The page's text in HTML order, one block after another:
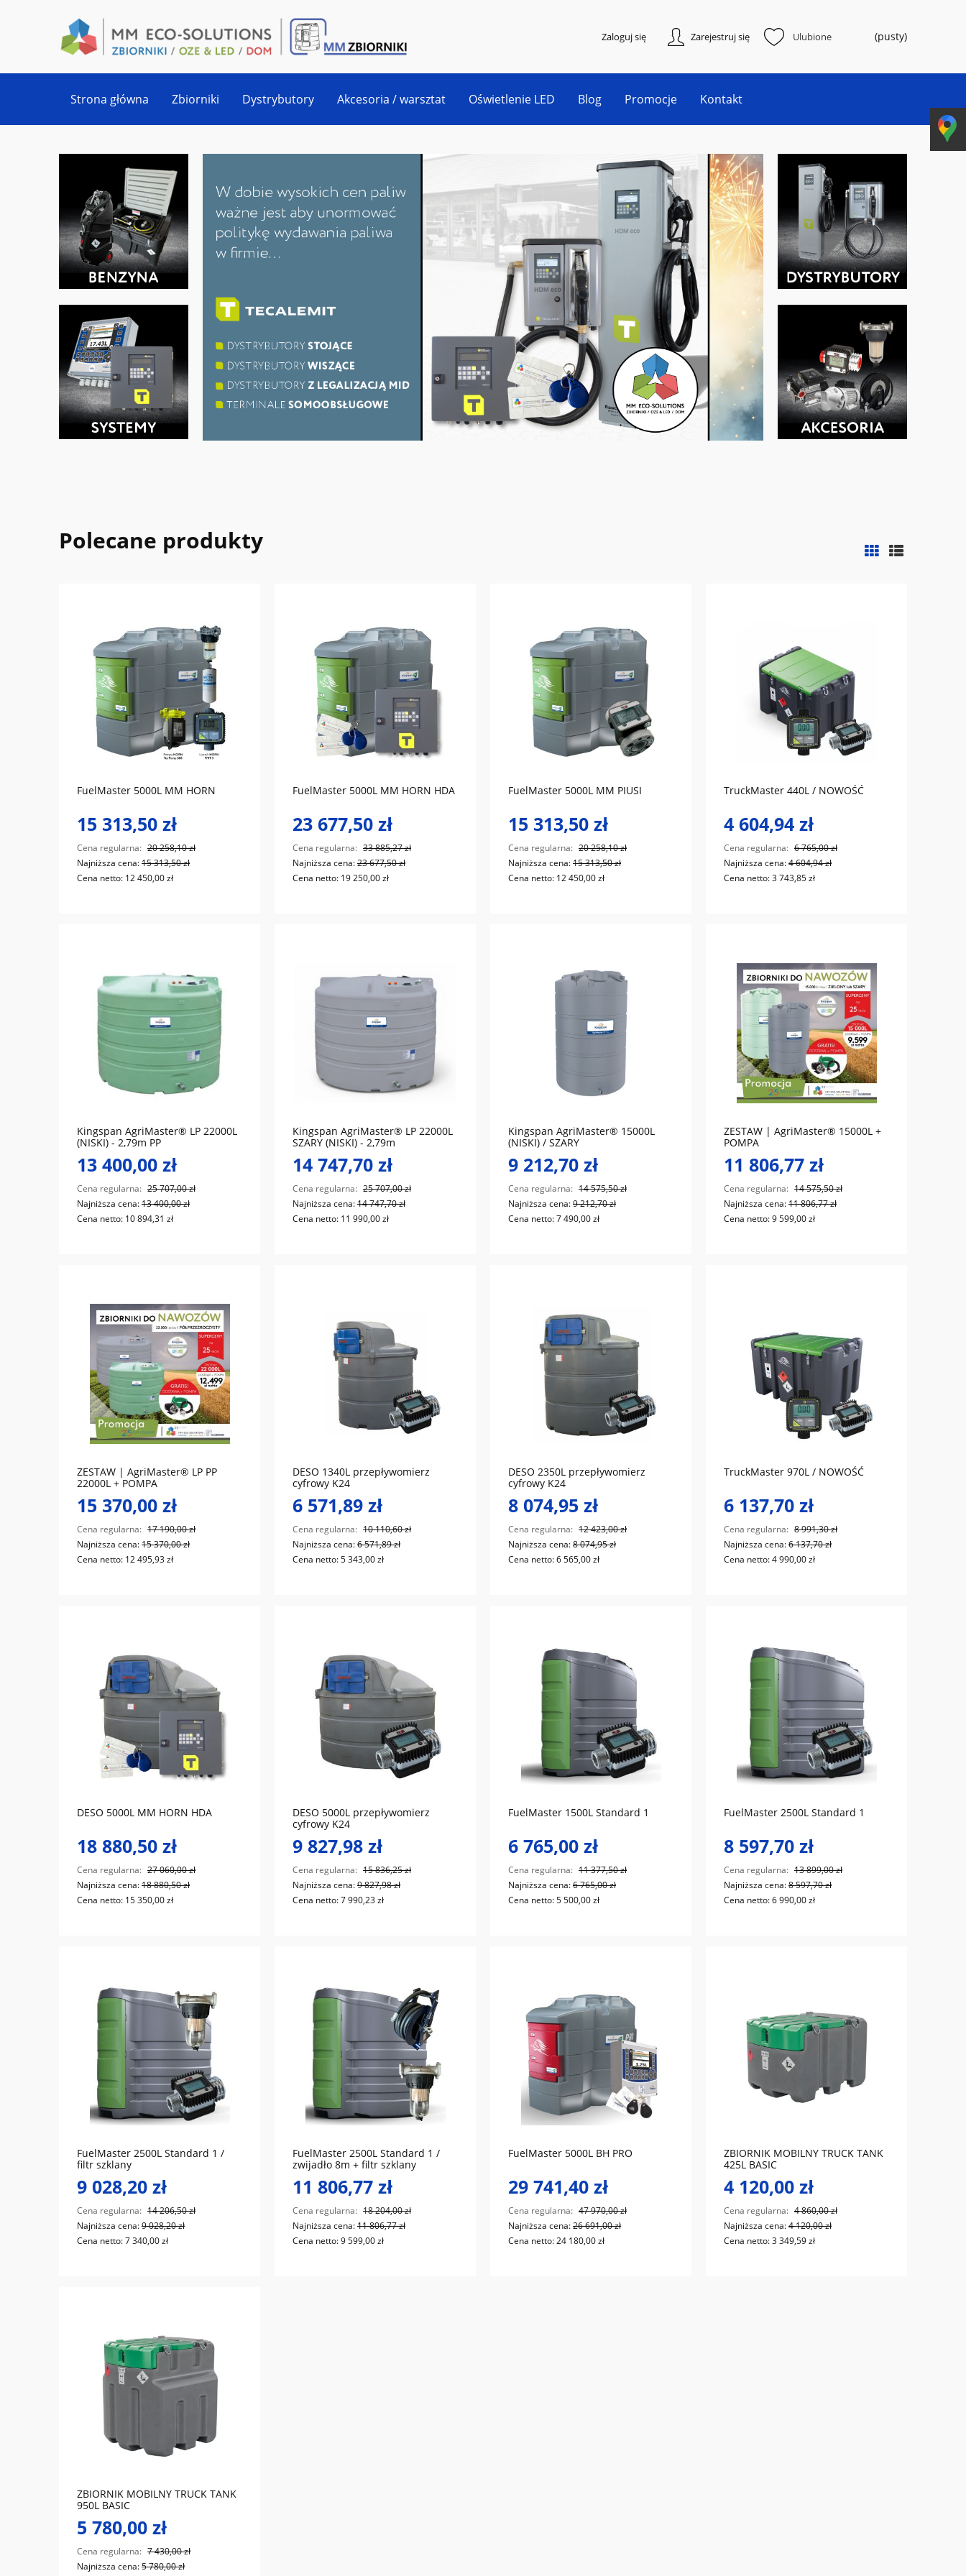
Zarejestruj się
Zaloguj się Ulubione (pusty)
Strona główna Zbiorniki Dystrybutory Akcesoria / warsztat Oświetlenie LED Blog Promocje Kontakt
Polecane produkty
FuelMaster 5000L MM HORN
15 313,50 zł
Cena regularna: 20 258,10 zł
Najniższa cena:15 313,50 zł
Cena netto: 12 450,00 zł
FuelMaster 5000L MM HORN HDA
23 677,50 zł
Cena regularna: 33 885,27 zł
Najniższa cena:23 677,50 zł
Cena netto: 19 250,00 zł
FuelMaster 5000L MM PIUSI
15 313,50 zł
Cena regularna: 20 258,10 zł
Najniższa cena:15 313,50 zł
Cena netto: 12 450,00 zł
TruckMaster 440L / NOWOŚĆ
4 604,94 zł
Cena regularna: 6 765,00 zł
Najniższa cena:4 604,94 zł
Cena netto:3 743,85 zł
Kingspan AgriMaster® LP 22000L
(NISKI) - 2,79m PP
13 400,00 zł
Cena regularna: 25 707,00 zł
Najniższa cena:13 400,00 zł
Cena netto: 10 894,31 zł
Kingspan AgriMaster® LP 22000L
SZARY (NISKI) - 2,79m
14 747,70 zł
Cena regularna: 25 707,00 zł
Najniższa cena:14 747,70 zł
Cena netto: 11 990,00 zł
Kingspan AgriMaster® 15000L
(NISKI) / SZARY
9 212,70 zł
Cena regularna: 14 575,50 zł
Najniższa cena:9 212,70 zł
Cena netto:7 490,00 zł
ZESTAW | AgriMaster® 15000L +
POMPA
11 806,77 zł
Cena regularna: 14 575,50 zł
Najniższa cena:11 806,77 zł
Cena netto:9 599,00 zł
ZESTAW | AgriMaster® LP PP
22000L + POMPA
15 370,00 zł
Cena regularna: 17 190,00 zł
Najniższa cena:15 370,00 zł
Cena netto: 12 495,93 zł
DESO 1340L przepływomierz
cyfrowy K24
6 571,89 zł
Cena regularna: 10 110,60 zł
Najniższa cena:6 571,89 zł
Cena netto:5 343,00 zł
DESO 2350L przepływomierz
cyfrowy K24
8 074,95 zł
Cena regularna: 12 423,00 zł
Najniższa cena:8 074,95 zł
Cena netto:6 565,00 zł
TruckMaster 970L / NOWOŚĆ
6 137,70 zł
Cena regularna: 8 991,30 zł
Najniższa cena:6 137,70 zł
Cena netto:4 990,00 zł
DESO 5000L MM HORN HDA
18 880,50 zł
Cena regularna: 27 060,00 zł
Najniższa cena:18 880,50 zł
Cena netto: 15 350,00 zł
DESO 5000L przepływomierz
cyfrowy K24
9 827,98 zł
Cena regularna: 15 836,25 zł
Najniższa cena:9 827,98 zł
Cena netto:7 990,23 zł
FuelMaster 1500L Standard 1
6 765,00 zł
Cena regularna: 11 377,50 zł
Najniższa cena:6 765,00 zł
Cena netto:5 500,00 zł
FuelMaster 2500L Standard 1
8 597,70 zł
Cena regularna: 13 899,00 zł
Najniższa cena:8 597,70 zł
Cena netto:6 990,00 zł
FuelMaster 2500L Standard 1 /
filtr szklany
9 028,20 zł
Cena regularna: 14 206,50 zł
Najniższa cena:9 028,20 zł
Cena netto:7 340,00 zł
FuelMaster 2500L Standard 1 /
zwijadło 8m + filtr szklany
11 806,77 zł
Cena regularna: 18 204,00 zł
Najniższa cena:11 806,77 zł
Cena netto:9 599,00 zł
FuelMaster 5000L BH PRO
29 741,40 zł
Cena regularna: 47 970,00 zł
Najniższa cena:26 691,00 zł
Cena netto:24 180,00 zł
ZBIORNIK MOBILNY TRUCK TANK
425L BASIC
4 120,00 zł
Cena regularna: 4 860,00 zł
Najniższa cena:4 120,00 zł
Cena netto:3 349,59 zł
ZBIORNIK MOBILNY TRUCK TANK
950L BASIC
5 780,00 zł
Cena regularna: 7 430,00 zł
Najniższa cena:5 780,00 zł